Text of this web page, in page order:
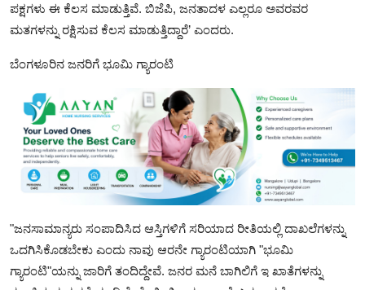
ಪಕ್ಷಗಳು ಈ ಕೆಲಸ ಮಾಡುತ್ತಿವೆ. ಬಿಜೆಪಿ, ಜನತಾದಳ ಎಲ್ಲರೂ ಅವರವರ
ಮತಗಳನ್ನು ರಕ್ಷಿಸುವ ಕೆಲಸ ಮಾಡುತ್ತಿದ್ದಾರೆ’ ಎಂದರು.
ಬೆಂಗಳೂರಿನ ಜನರಿಗೆ ಭೂಮಿ ಗ್ಯಾರಂಟಿ
"ಜನಸಾಮಾನ್ಯರು ಸಂಪಾದಿಸಿದ ಆಸ್ತಿಗಳಿಗೆ ಸರಿಯಾದ ರೀತಿಯಲ್ಲಿ ದಾಖಲೆಗಳನ್ನು
ಒದಗಿಸಿಕೊಡಬೇಕು ಎಂದು ನಾವು ಆರನೇ ಗ್ಯಾರಂಟಿಯಾಗಿ "ಭೂಮಿ
ಗ್ಯಾರಂಟಿ"ಯನ್ನು ಜಾರಿಗೆ ತಂದಿದ್ದೇವೆ. ಜನರ ಮನೆ ಬಾಗಿಲಿಗೆ ಇ ಖಾತೆಗಳನ್ನು